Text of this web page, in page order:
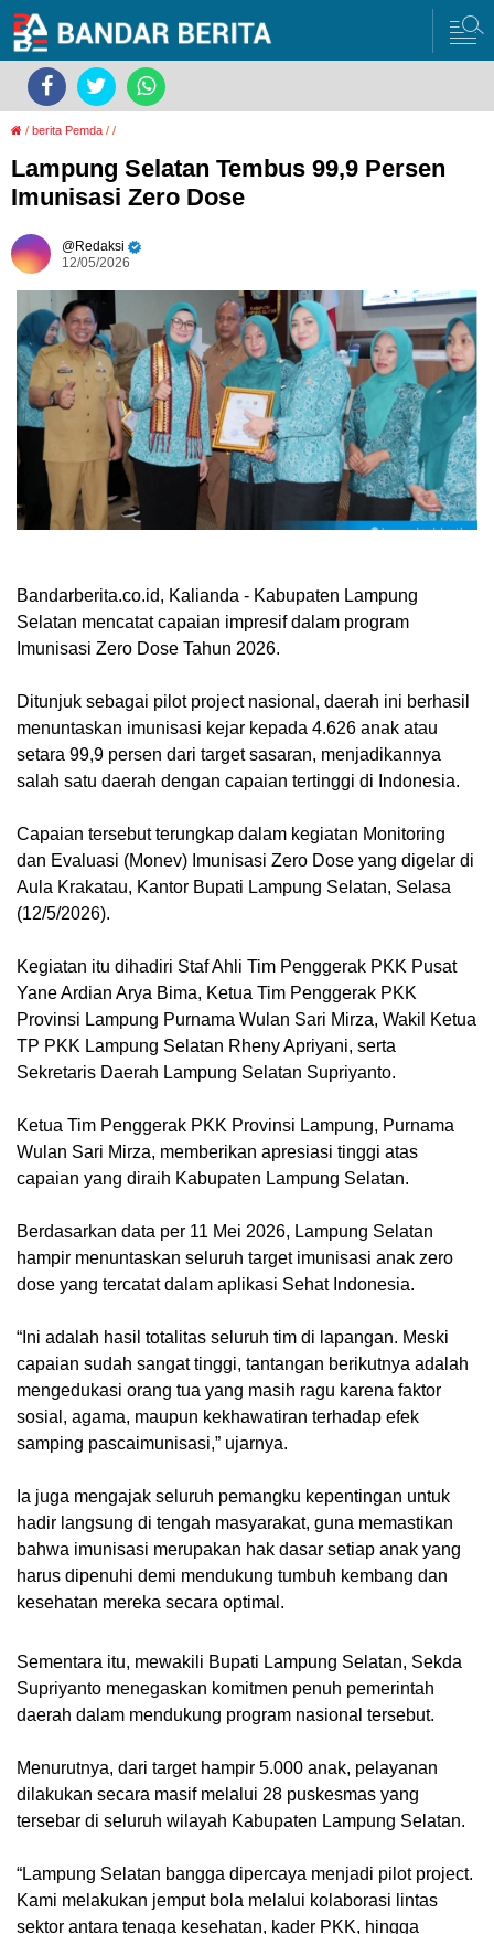
/ berita Pemda / /
Lampung Selatan Tembus 99,9 Persen
Imunisasi Zero Dose
Redaksi
12/05/2026
Bandarberita.co.id, Kalianda - Kabupaten Lampung
Selatan mencatat capaian impresif dalam program
Imunisasi Zero Dose Tahun 2026.
Ditunjuk sebagai pilot project nasional, daerah ini berhasil
menuntaskan imunisasi kejar kepada 4.626 anak atau
setara 99,9 persen dari target sasaran, menjadikannya
salah satu daerah dengan capaian tertinggi di Indonesia.
Capaian tersebut terungkap dalam kegiatan Monitoring
dan Evaluasi (Monev) Imunisasi Zero Dose yang digelar di
Aula Krakatau, Kantor Bupati Lampung Selatan, Selasa
(12/5/2026).
Kegiatan itu dihadiri Staf Ahli Tim Penggerak PKK Pusat
Yane Ardian Arya Bima, Ketua Tim Penggerak PKK
Provinsi Lampung Purnama Wulan Sari Mirza, Wakil Ketua
TP PKK Lampung Selatan Rheny Apriyani, serta
Sekretaris Daerah Lampung Selatan Supriyanto.
Ketua Tim Penggerak PKK Provinsi Lampung, Purnama
Wulan Sari Mirza, memberikan apresiasi tinggi atas
capaian yang diraih Kabupaten Lampung Selatan.
Berdasarkan data per 11 Mei 2026, Lampung Selatan
hampir menuntaskan seluruh target imunisasi anak zero
dose yang tercatat dalam aplikasi Sehat Indonesia.
“Ini adalah hasil totalitas seluruh tim di lapangan. Meski
capaian sudah sangat tinggi, tantangan berikutnya adalah
mengedukasi orang tua yang masih ragu karena faktor
sosial, agama, maupun kekhawatiran terhadap efek
samping pascaimunisasi,” ujarnya.
Ia juga mengajak seluruh pemangku kepentingan untuk
hadir langsung di tengah masyarakat, guna memastikan
bahwa imunisasi merupakan hak dasar setiap anak yang
harus dipenuhi demi mendukung tumbuh kembang dan
kesehatan mereka secara optimal.
Sementara itu, mewakili Bupati Lampung Selatan, Sekda
Supriyanto menegaskan komitmen penuh pemerintah
daerah dalam mendukung program nasional tersebut.
Menurutnya, dari target hampir 5.000 anak, pelayanan
dilakukan secara masif melalui 28 puskesmas yang
tersebar di seluruh wilayah Kabupaten Lampung Selatan.
“Lampung Selatan bangga dipercaya menjadi pilot project.
Kami melakukan jemput bola melalui kolaborasi lintas
sektor antara tenaga kesehatan, kader PKK, hingga